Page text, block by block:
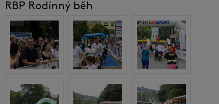
RBP Rodinný běh